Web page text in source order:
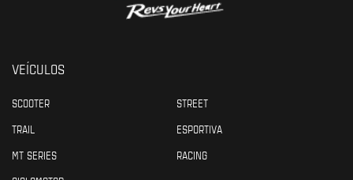
VEÍCULOS
SCOOTER
STREET
TRAIL
ESPORTIVA
MT SERIES
RACING